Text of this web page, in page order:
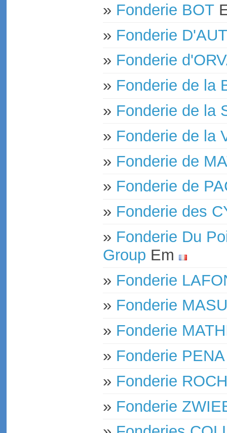
» Fonderie BOT
» Fonderie
» Fonderie
» Fonderie de la
» Fonderie de la
» Fonderie de la
» Fonderie de
» Fonderie de
» Fonderie des
» Fonderie Du
Group Em
» Fonderie
» Fonderie
» Fonderie
» Fonderie PENA
» Fonderie
» Fonderie